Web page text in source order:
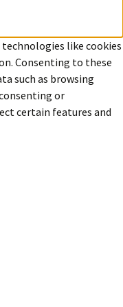
technologies like cookies
Consenting to these
such as browsing
or
certain features and